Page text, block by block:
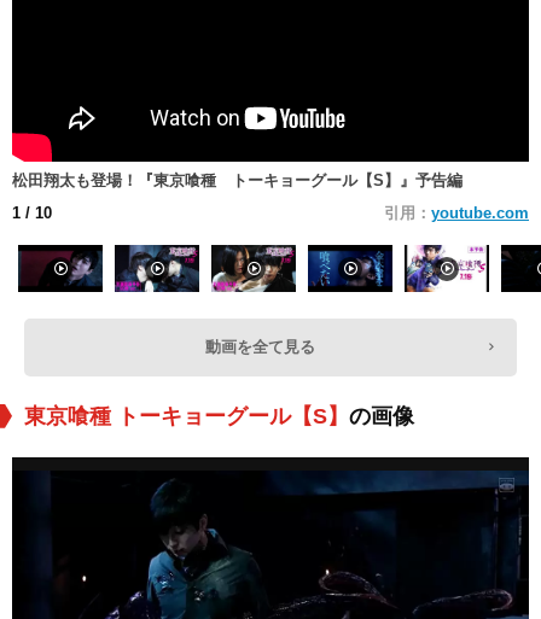
松田翔太も登場！『東京喰種 トーキョーグール【S】』予告編
1 / 10 引用： youtube.com
動画を全て見る
東京喰種 トーキョーグール【S】 の画像